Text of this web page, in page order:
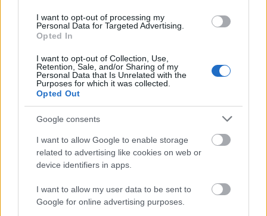
I want to opt-out of processing my
Personal Data for Targeted Advertising.
Opted In
I want to opt-out of Collection, Use,
Retention, Sale, and/or Sharing of my
Personal Data that Is Unrelated with the
Purposes for which it was collected.
Opted Out
Google consents
I want to allow Google to enable storage
related to advertising like cookies on web or
device identifiers in apps.
I want to allow my user data to be sent to
Google for online advertising purposes.
Jegyvásárlása Nemzeti Táncszínház
honlapján.
Tánc Esküvő Sepsiszentgyörgy